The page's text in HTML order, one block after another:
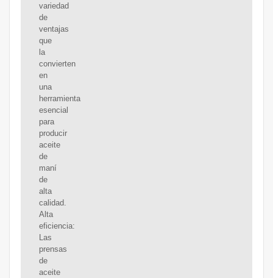
variedad
de
ventajas
que
la
convierten
en
una
herramienta
esencial
para
producir
aceite
de
maní
de
alta
calidad.
Alta
eficiencia:
Las
prensas
de
aceite